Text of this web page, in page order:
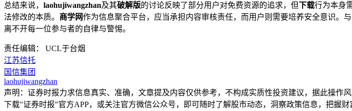
总结来说， laohujiwangzhan及其破解版的讨论反映了部分用户对免费资源的追求，但下载行为本身
法修改的本质。 商学网作为信息聚合平台，应当承担内容审核责任，而用户则需要培养安全意识。
离不开每一位参与者的自律与警惕。
责任编辑： UCL于台烟
江苏信托
国信集团
laohujiwangzhan
声明：证券时报力求信息真实、准确，文章提及内容仅供参考，不构成实质性投资建议，据此操作
下载"证券时报"官方APP，或关注官方微信公众号，即可随时了解股市动态，洞察政策信息，把握财